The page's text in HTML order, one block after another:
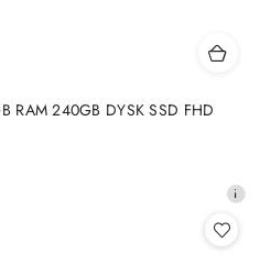
RAM 240GB DYSK SSD FHD